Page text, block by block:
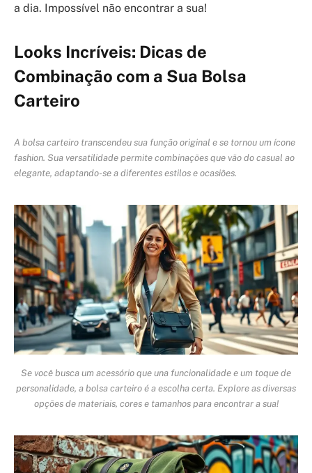
a dia. Impossível não encontrar a sua!
Looks Incríveis: Dicas de
Combinação com a Sua Bolsa
Carteiro
A bolsa carteiro transcendeu sua função original e se tornou um ícone
fashion. Sua versatilidade permite combinações que vão do casual ao
elegante, adaptando-se a diferentes estilos e ocasiões.
Se você busca um acessório que una funcionalidade e um toque de
personalidade, a bolsa carteiro é a escolha certa. Explore as diversas
opções de materiais, cores e tamanhos para encontrar a sua!